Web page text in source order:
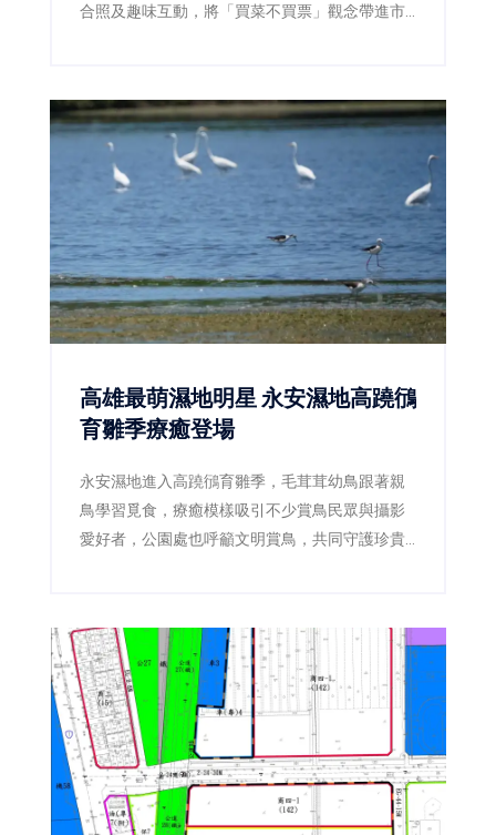
合照及趣味互動，將「買菜不買票」觀念帶進市
高雄最萌濕地明星 永安濕地高蹺鴴
育雛季療癒登場
永安濕地進入高蹺鴴育雛季，毛茸茸幼鳥跟著親
鳥學習覓食，療癒模樣吸引不少賞鳥民眾與攝影
愛好者，公園處也呼籲文明賞鳥，共同守護珍貴